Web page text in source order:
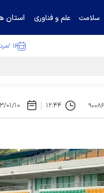
سلامت علم و فناوری استان
۱۶ /مرداد /۱۴۰۵
۱۲:۴۴ ۱۴۰۳/